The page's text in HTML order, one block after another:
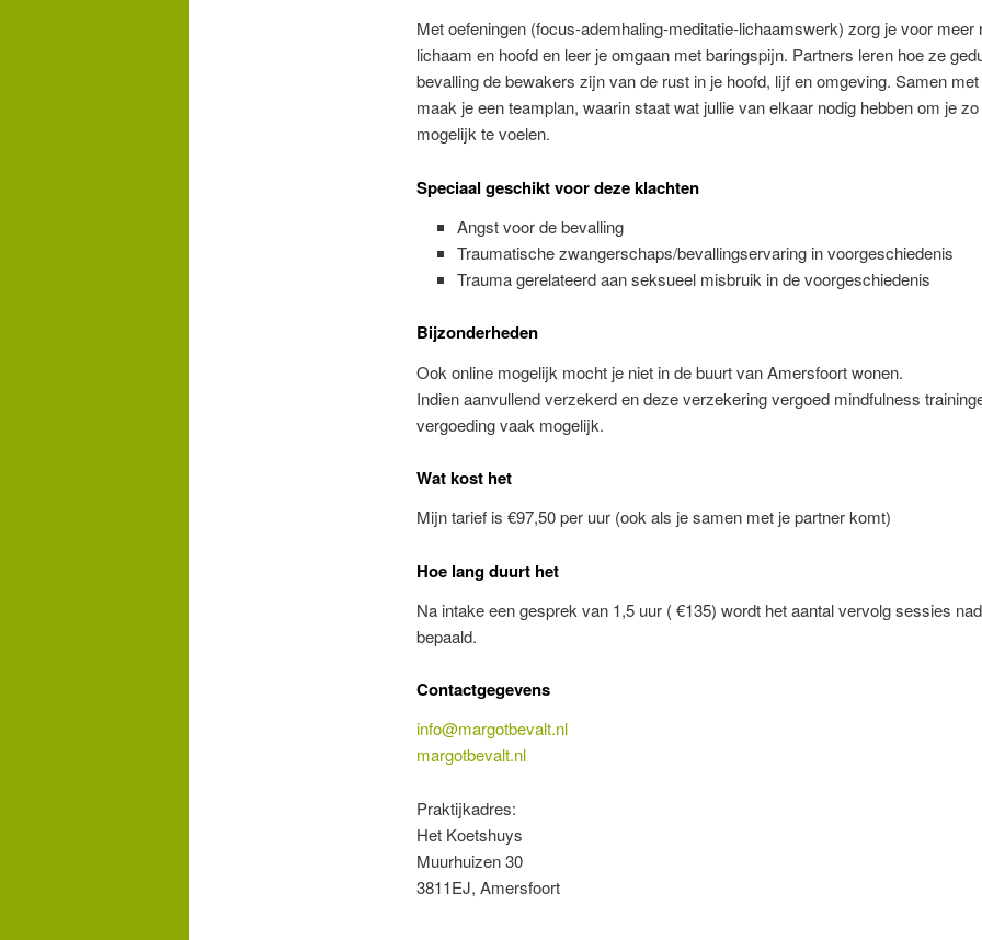
Met oefeningen (focus-ademhaling-meditatie-lichaamswerk) zorg je voor meer
lichaam en hoofd en leer je omgaan met baringspijn. Partners leren hoe ze
bevalling de bewakers zijn van de rust in je hoofd, lijf en omgeving. Samen
maak je een teamplan, waarin staat wat jullie van elkaar nodig hebben om je
mogelijk te voelen.
Speciaal geschikt voor deze klachten
Angst voor de bevalling
Traumatische zwangerschaps/bevallingservaring in voorgeschiedenis
Trauma gerelateerd aan seksueel misbruik in de voorgeschiedenis
Bijzonderheden
Ook online mogelijk mocht je niet in de buurt van Amersfoort wonen.
Indien aanvullend verzekerd en deze verzekering vergoed mindfulness
vergoeding vaak mogelijk.
Wat kost het
Mijn tarief is €97,50 per uur (ook als je samen met je partner komt)
Hoe lang duurt het
Na intake een gesprek van 1,5 uur ( €135) wordt het aantal vervolg sessies
bepaald.
Contactgegevens
info@margotbevalt.nl
margotbevalt.nl
Praktijkadres:
Het Koetshuys
Muurhuizen 30
3811EJ, Amersfoort